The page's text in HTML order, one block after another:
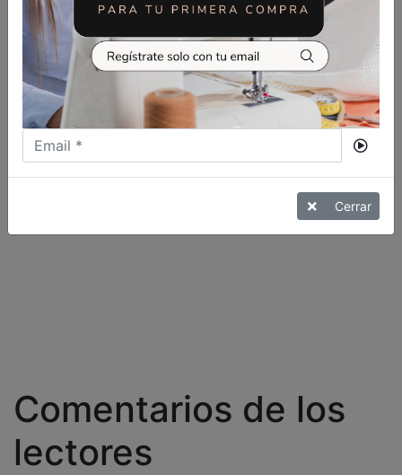
máquina de coser necesita una nueva pieza o un
repuesto, puedes venir a vernos, seguro que lo
tenemos.
-Reparamos tu maquina de coser,de bordar y equipo
de planchado. Tenemos el mejor servicio técnico para
tu máquina, quedará en las mejores manos con más de
30 años de experiencia.
Ven a vernos, estaremos encantados de conocerte
Comentarios de los
lectores
Cerrar